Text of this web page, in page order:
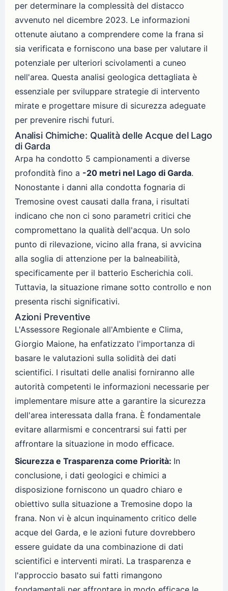
per determinare la complessità del distacco
avvenuto nel dicembre 2023. Le informazioni
ottenute aiutano a comprendere come la frana si
sia verificata e forniscono una base per valutare il
potenziale per ulteriori scivolamenti a cuneo
nell'area. Questa analisi geologica dettagliata è
essenziale per sviluppare strategie di intervento
mirate e progettare misure di sicurezza adeguate
per prevenire rischi futuri.
Analisi Chimiche: Qualità delle Acque del Lago
di Garda
Arpa ha condotto 5 campionamenti a diverse
profondità fino a -20 metri nel Lago di Garda.
Nonostante i danni alla condotta fognaria di
Tremosine ovest causati dalla frana, i risultati
indicano che non ci sono parametri critici che
compromettano la qualità dell'acqua. Un solo
punto di rilevazione, vicino alla frana, si avvicina
alla soglia di attenzione per la balneabilità,
specificamente per il batterio Escherichia coli.
Tuttavia, la situazione rimane sotto controllo e non
presenta rischi significativi.
Azioni Preventive
L'Assessore Regionale all'Ambiente e Clima,
Giorgio Maione, ha enfatizzato l'importanza di
basare le valutazioni sulla solidità dei dati
scientifici. I risultati delle analisi forniranno alle
autorità competenti le informazioni necessarie per
implementare misure atte a garantire la sicurezza
dell'area interessata dalla frana. È fondamentale
evitare allarmismi e concentrarsi sui fatti per
affrontare la situazione in modo efficace.
Sicurezza e Trasparenza come Priorità: In
conclusione, i dati geologici e chimici a
disposizione forniscono un quadro chiaro e
obiettivo sulla situazione a Tremosine dopo la
frana. Non vi è alcun inquinamento critico delle
acque del Garda, e le azioni future dovrebbero
essere guidate da una combinazione di dati
scientifici e interventi mirati. La trasparenza e
l'approccio basato sui fatti rimangono